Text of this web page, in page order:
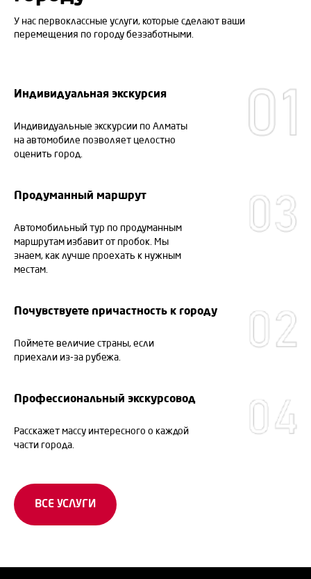
У нас первоклассные услуги, которые сделают ваши
перемещения по городу беззаботными.
Индивидуальная экскурсия
Индивидуальные экскурсии по Алматы
на автомобиле позволяет целостно
оценить город.
Продуманный маршрут
Автомобильный тур по продуманным
маршрутам избавит от пробок. Мы
знаем, как лучше проехать к нужным
местам.
Почувствуете причастность к городу
Поймете величие страны, если
приехали из-за рубежа.
Профессиональный экскурсовод
Расскажет массу интересного о каждой
части города.
ВСЕ УСЛУГИ